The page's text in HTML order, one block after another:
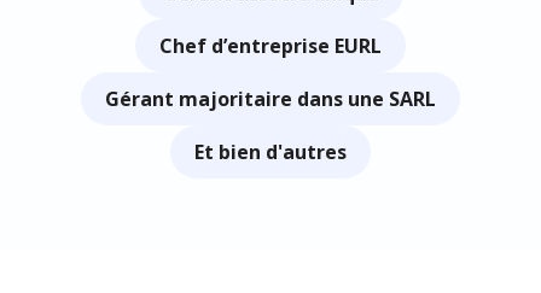
Chef d’entreprise EURL
Gérant majoritaire dans une SARL
Et bien d'autres